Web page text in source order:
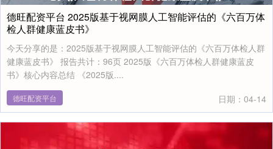
德旺配资平台 2025版基于视网膜人工智能评估的《六百万体
检人群健康蓝皮书》
今天分享的是：2025版基于视网膜人工智能评估的《六百万体检人群
健康蓝皮书》 报告共计：96页 2025版《六百万体检人群健康蓝皮
书》核心内容总结 《2025版....
德旺配资平台 日期：04-14